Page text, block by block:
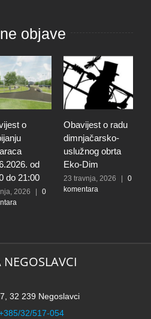
objave
o
od
do 21:00
2026
0
Obavijest o radu
dimnjačarsko-
uslužnog obrta
Eko-Dim
23 travnja, 2026
0
komentara
32 239 Negoslavci
32/517-054